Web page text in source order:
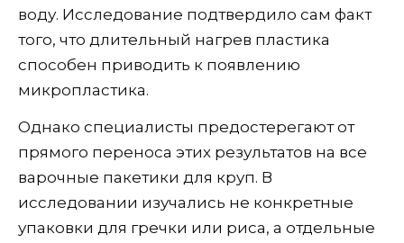
воду. Исследование подтвердило сам факт
того, что длительный нагрев пластика
способен приводить к появлению
микропластика.
Однако специалисты предостерегают от
прямого переноса этих результатов на все
варочные пакетики для круп. В
исследовании изучались не конкретные
упаковки для гречки или риса, а отдельные